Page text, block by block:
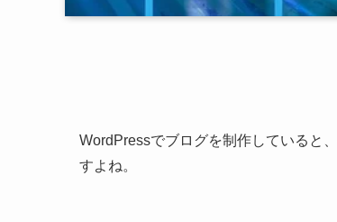
WordPressでブログを制作していると、
すよね。